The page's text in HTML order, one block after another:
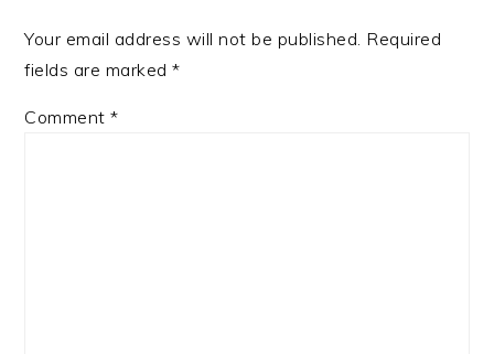
Your email address will not be published. Required
fields are marked*
Comment*